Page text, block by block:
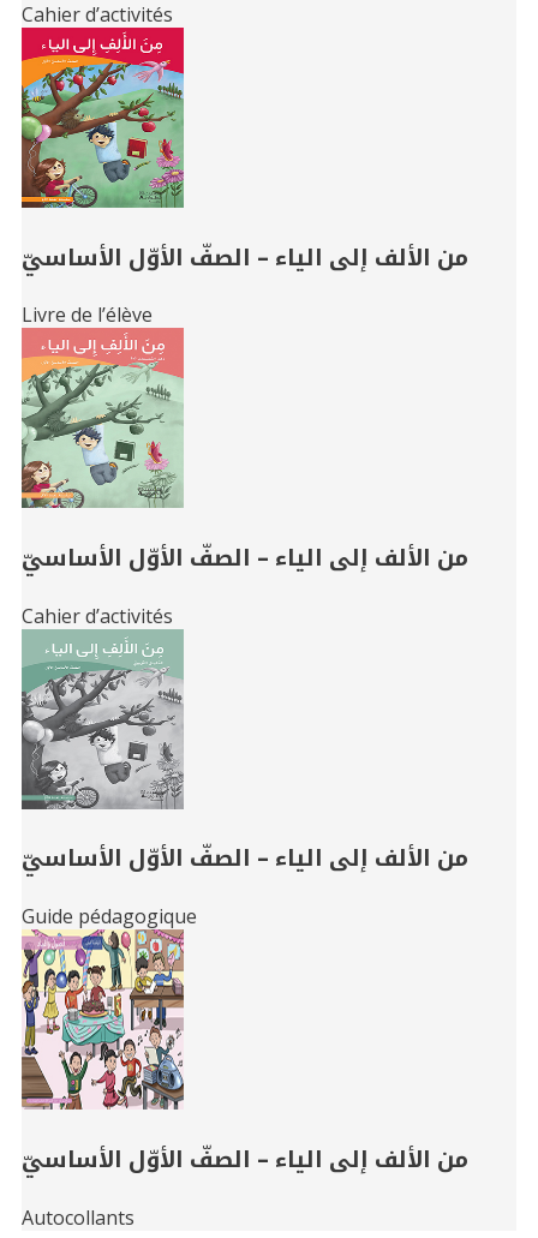
Cahier d’activités
من الألف إلى الياء – الصفّ الأوّل الأساسيّ
Livre de l’élève
من الألف إلى الياء – الصفّ الأوّل الأساسيّ
Cahier d’activités
من الألف إلى الياء – الصفّ الأوّل الأساسيّ
Guide pédagogique
من الألف إلى الياء – الصفّ الأوّل الأساسيّ
Autocollants